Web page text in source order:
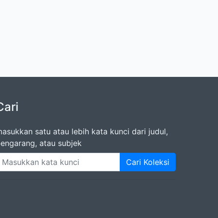
satu atau lebih kata kunci dari judul,
atau subjek
Cari Koleksi